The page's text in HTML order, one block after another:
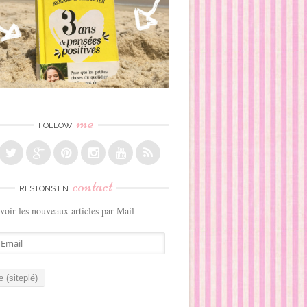
FOLLOW me
RESTONS EN contact
les nouveaux articles par Mail